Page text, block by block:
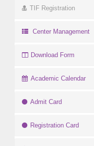
TIF Registration
Center Management
Download Form
Academic Calendar
Admit Card
Registration Card